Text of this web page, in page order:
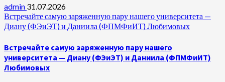
admin 31.07.2026
Встречайте самую заряженную пару нашего университета —
Диану (ФЭиЭТ) и Даниила (ФПМФиИТ) Любимовых
Встречайте самую заряженную пару нашего
университета — Диану (ФЭиЭТ) и Даниила (ФПМФиИТ)
Любимовых